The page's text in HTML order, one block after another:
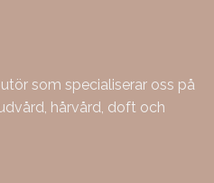
som specialiserar oss på
hårvård, doft och